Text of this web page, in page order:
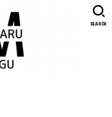
SEARCH